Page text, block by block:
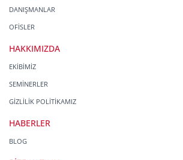
DANIŞMANLAR
OFİSLER
HAKKIMIZDA
EKİBİMİZ
SEMİNERLER
GİZLİLİK POLİTİKAMIZ
HABERLER
BLOG